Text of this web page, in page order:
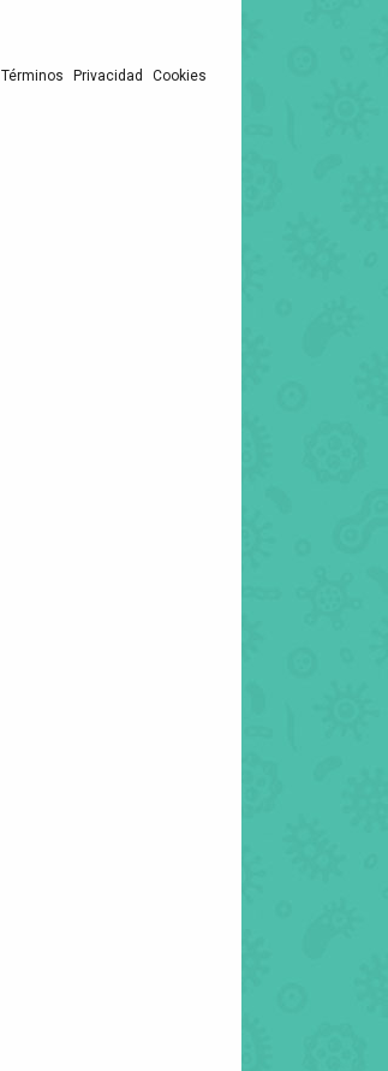
Términos Privacidad Cookies